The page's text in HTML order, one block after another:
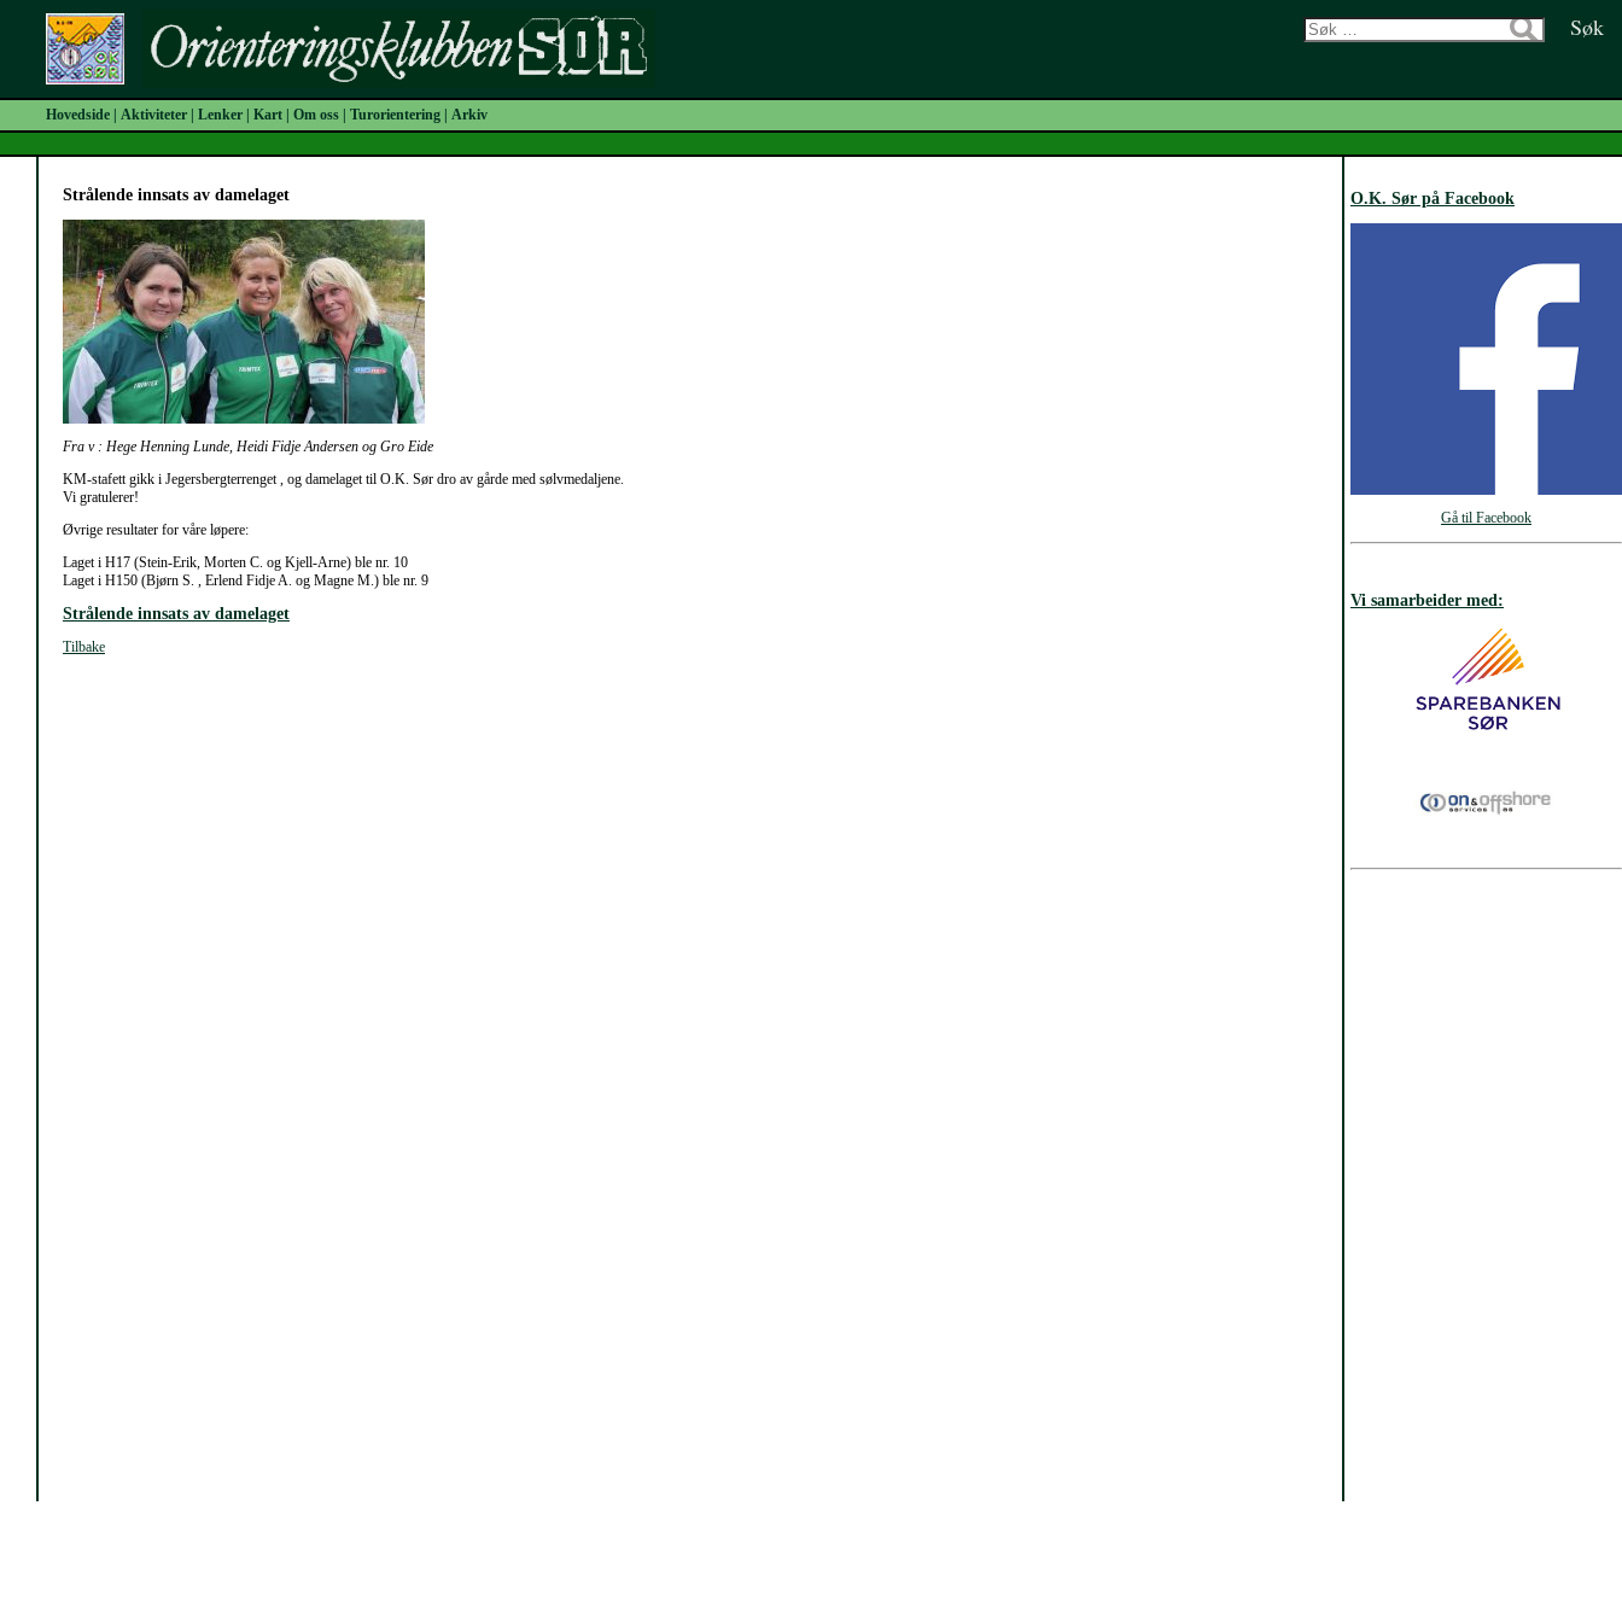
Søk
etter:
Hovedside Aktiviteter Lenker Kart Om oss Turorientering Arkiv
Strålende innsats av damelaget
Fra v : Hege Henning Lunde, Heidi Fidje Andersen og Gro Eide
KM-stafett gikk i Jegersbergterrenget , og damelaget til O.K. Sør dro av gårde med sølvmedaljene.
Vi gratulerer!
Øvrige resultater for våre løpere:
Laget i H17 (Stein-Erik, Morten C. og Kjell-Arne) ble nr. 10
Laget i H150 (Bjørn S. , Erlend Fidje A. og Magne M.) ble nr. 9
Strålende innsats av damelaget
Tilbake
O.K. Sør på Facebook
Gå til Facebook
Vi samarbeider med: